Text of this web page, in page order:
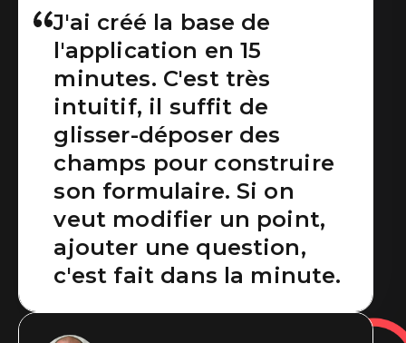
Sans doute la meilleure
des applications
métiers, totalement
paramétrable et qui
s'utilise aisément dans
de nombreux métiers !
J'ai créé la base de
l'application en 15
minutes. C'est très
intuitif, il suffit de
glisser-déposer des
champs pour construire
son formulaire. Si on
veut modifier un point,
ajouter une question,
c'est fait dans la minute.